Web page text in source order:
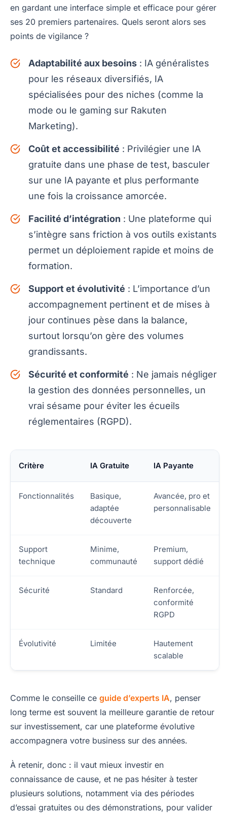
en gardant une interface simple et efficace pour gérer
ses 20 premiers partenaires. Quels seront alors ses
points de vigilance ?
Adaptabilité aux besoins : IA généralistes
pour les réseaux diversifiés, IA
spécialisées pour des niches (comme la
mode ou le gaming sur Rakuten
Marketing).
Coût et accessibilité : Privilégier une IA
gratuite dans une phase de test, basculer
sur une IA payante et plus performante
une fois la croissance amorcée.
Facilité d’intégration : Une plateforme qui
s’intègre sans friction à vos outils existants
permet un déploiement rapide et moins de
formation.
Support et évolutivité : L’importance d’un
accompagnement pertinent et de mises à
jour continues pèse dans la balance,
surtout lorsqu’on gère des volumes
grandissants.
Sécurité et conformité : Ne jamais négliger
la gestion des données personnelles, un
vrai sésame pour éviter les écueils
réglementaires (RGPD).
Critère IA Gratuite IA Payante
Fonctionnalités
Basique,
adaptée
découverte
Avancée, pro et
personnalisable
Support
technique
Minime,
communauté
Premium,
support dédié
Sécurité Standard
Renforcée,
conformité
RGPD
Évolutivité Limitée
Hautement
scalable
Comme le conseille ce guide d’experts IA, penser
long terme est souvent la meilleure garantie de retour
sur investissement, car une plateforme évolutive
accompagnera votre business sur des années.
À retenir, donc : il vaut mieux investir en
connaissance de cause, et ne pas hésiter à tester
plusieurs solutions, notamment via des périodes
d’essai gratuites ou des démonstrations, pour valider